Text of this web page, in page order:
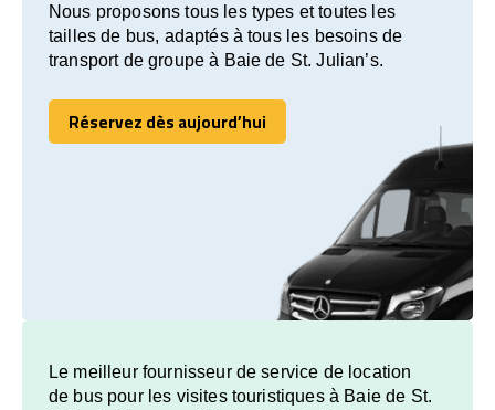
Nous proposons tous les types et toutes les
tailles de bus, adaptés à tous les besoins de
transport de groupe à Baie de St. Julian’s.
Réservez dès aujourd’hui
Réservez dès aujourd’hui
Le meilleur fournisseur de service de location
de bus pour les visites touristiques à Baie de St.